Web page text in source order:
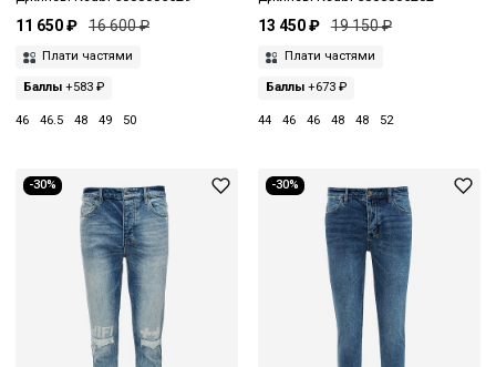
11 650 ₽ 16 600 ₽
Плати частями
Баллы +583 ₽
46 46.5 48 49 50
13 450 ₽ 19 150 ₽
Плати частями
Баллы+673 ₽
44 46 46 48 48 52
-30% -30%